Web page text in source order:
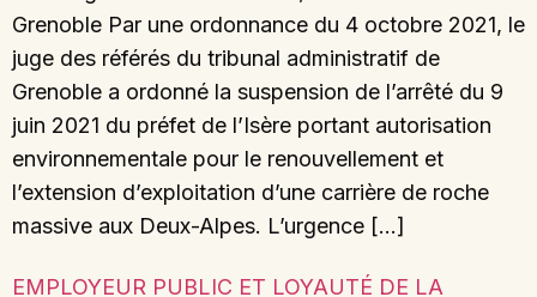
Grenoble Par une ordonnance du 4 octobre 2021, le
juge des référés du tribunal administratif de
Grenoble a ordonné la suspension de l’arrêté du 9
juin 2021 du préfet de l’Isère portant autorisation
environnementale pour le renouvellement et
l’extension d’exploitation d’une carrière de roche
massive aux Deux-Alpes. L’urgence […]
EMPLOYEUR PUBLIC ET LOYAUTÉ DE LA